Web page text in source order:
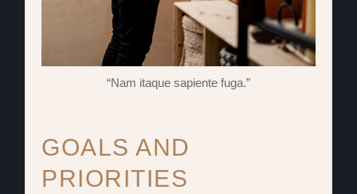
“Nam itaque sapiente fuga.”
GOALS AND
PRIORITIES